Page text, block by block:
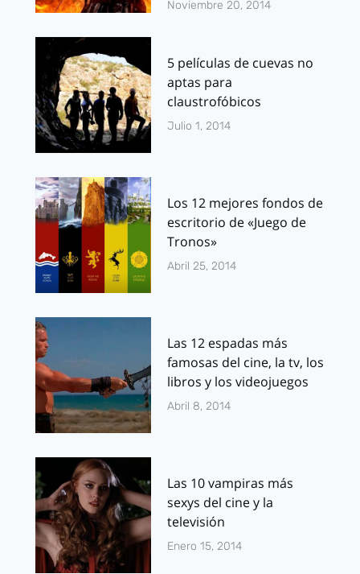
Noviembre 20, 2014
5 películas de cuevas no
aptas para
claustrofóbicos
Julio 1, 2014
Los 12 mejores fondos de
escritorio de «Juego de
Tronos»
Abril 25, 2014
Las 12 espadas más
famosas del cine, la tv, los
libros y los videojuegos
Abril 8, 2014
Las 10 vampiras más
sexys del cine y la
televisión
Enero 15, 2014